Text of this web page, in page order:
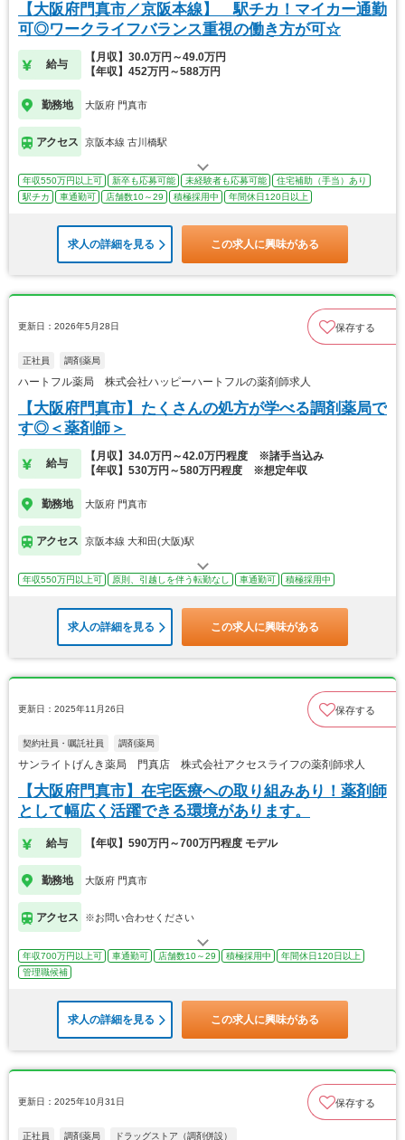
【大阪府門真市／京阪本線】 駅チカ！マイカー通勤
可◎ワークライフバランス重視の働き方が可☆
給与
【月収】30.0万円～49.0万円
【年収】452万円～588万円
勤務地 大阪府 門真市
アクセス 京阪本線 古川橋駅
年収550万円以上可 新卒も応募可能 未経験者も応募可能
住宅補助（手当）あり
駅チカ
車通勤可 店舗数10～29 積極採用中 年間休日120日以上
求人の詳細を見る この求人に興味がある
更新日：2026年5月28日 保存する
正社員 調剤薬局
ハートフル薬局 株式会社ハッピーハートフルの薬剤師求人
【大阪府門真市】たくさんの処方が学べる調剤薬局で
す◎＜薬剤師＞
給与
【月収】34.0万円～42.0万円程度 ※諸手当込み
【年収】530万円～580万円程度 ※想定年収
勤務地 大阪府 門真市
アクセス 京阪本線 大和田(大阪)駅
年収550万円以上可 原則、引越しを伴う転勤なし 車通勤可 積極採用中
求人の詳細を見る この求人に興味がある
更新日：2025年11月26日 保存する
契約社員・嘱託社員 調剤薬局
サンライトげんき薬局 門真店 株式会社アクセスライフの薬剤師求人
【大阪府門真市】在宅医療への取り組みあり！薬剤師
として幅広く活躍できる環境があります。
給与 【年収】590万円～700万円程度 モデル
勤務地 大阪府 門真市
アクセス ※お問い合わせください
年収700万円以上可 車通勤可 店舗数10～29 積極採用中
年間休日120日以上
管理職候補
求人の詳細を見る この求人に興味がある
更新日：2025年10月31日 保存する
正社員 調剤薬局 ドラッグストア（調剤併設）